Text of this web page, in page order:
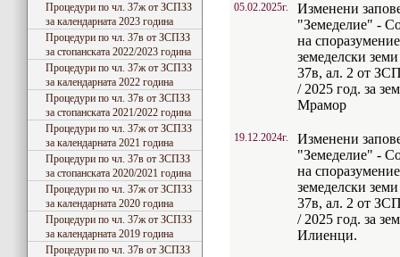
Процедури по чл. 37ж от ЗСПЗЗ
за календарната 2023 година
Процедури по чл. 37в от ЗСПЗЗ
за стопанската 2022/2023 година
Процедури по чл. 37ж от ЗСПЗЗ
за календарната 2022 година
Процедури по чл. 37в от ЗСПЗЗ
за стопанската 2021/2022 година
Процедури по чл. 37ж от ЗСПЗЗ
за календарната 2021 година
Процедури по чл. 37в от ЗСПЗЗ
за стопанската 2020/2021 година
Процедури по чл. 37ж от ЗСПЗЗ
за календарната 2020 година
Процедури по чл. 37ж от ЗСПЗЗ
за календарната 2019 година
Процедури по чл. 37в от ЗСПЗЗ
05.02.2025г.
Изменени
"Земеделие" -
на
земеделски
37в, ал. 2 от
/ 2025 год. за
Мрамор
19.12.2024г.
Изменени
"Земеделие" -
на
земеделски
37в, ал. 2 от
/ 2025 год. за
Илиенци.